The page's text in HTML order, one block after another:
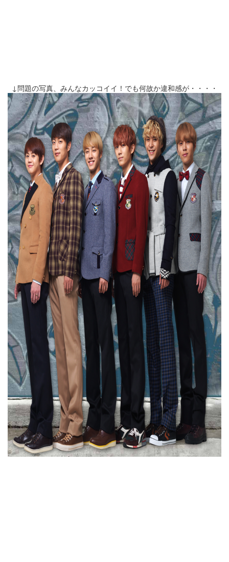
↓問題の写真、みんなカッコイイ！でも何故か違和感が・・・・